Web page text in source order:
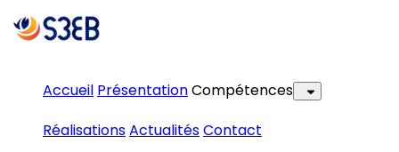
Accueil PrésentationCompétences
RéalisationsActualitésContact